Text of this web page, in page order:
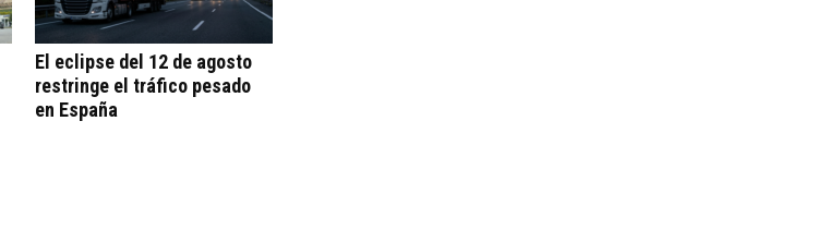
El eclipse del 12 de agosto
restringe el tráfico pesado
en España